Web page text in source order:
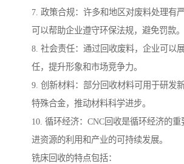
7. 政策合规：许多和地区对废料处理有
可以帮助企业遵守环保法规，避免罚款。
8. 社会责任：通过回收废料，企业可以
任，提升形象和市场竞争力。
9. 创新材料：部分回收材料可用于研发
特殊合金，推动材料科学进步。
10. 循环经济：CNC回收是循环经济的
进资源的利用和产业的可持续发展。
铣床回收的特点包括：